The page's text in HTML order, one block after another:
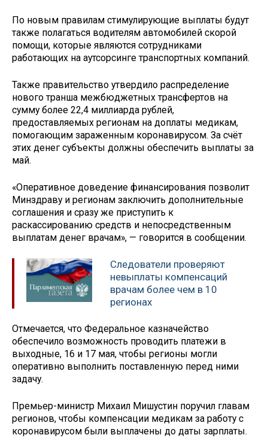
По новым правилам стимулирующие выплаты будут
также полагаться водителям автомобилей скорой
помощи, которые являются сотрудниками
работающих на аутсорсинге транспортных компаний.
Также правительство утвердило распределение
нового транша межбюджетных трансфертов на
сумму более 22,4 миллиарда рублей,
предоставляемых регионам на доплаты медикам,
помогающим зараженным коронавирусом. За счёт
этих денег субъекты должны обеспечить выплаты за
май.
«Оперативное доведение финансирования позволит
Минздраву и регионам заключить дополнительные
соглашения и сразу же приступить к
раскассированию средств и непосредственным
выплатам денег врачам», — говорится в сообщении.
Следователи проверяют
невыплаты компенсаций
врачам более чем в 10
регионах
Отмечается, что Федеральное казначейство
обеспечило возможность проводить платежи в
выходные, 16 и 17 мая, чтобы регионы могли
оперативно выполнить поставленную перед ними
задачу.
Премьер-министр Михаил Мишустин поручил главам
регионов, чтобы компенсации медикам за работу с
коронавирусом были выплачены до даты зарплаты.